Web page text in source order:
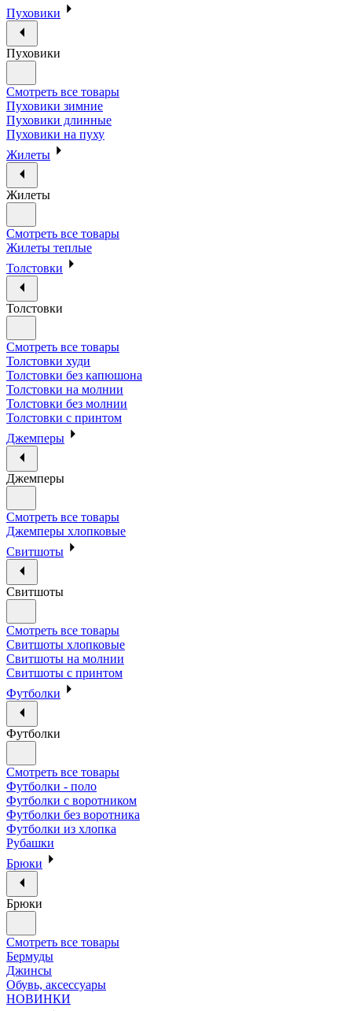
Пуховики
Пуховики
Смотреть все товары
Пуховики зимние
Пуховики длинные
Пуховики на пуху
Жилеты
Жилеты
Смотреть все товары
Жилеты теплые
Толстовки
Толстовки
Смотреть все товары
Толстовки худи
Толстовки без капюшона
Толстовки на молнии
Толстовки без молнии
Толстовки с принтом
Джемперы
Джемперы
Смотреть все товары
Джемперы хлопковые
Свитшоты
Свитшоты
Смотреть все товары
Свитшоты хлопковые
Свитшоты на молнии
Свитшоты с принтом
Футболки
Футболки
Смотреть все товары
Футболки - поло
Футболки с воротником
Футболки без воротника
Футболки из хлопка
Рубашки
Брюки
Брюки
Смотреть все товары
Бермуды
Джинсы
Обувь, аксессуары
НОВИНКИ